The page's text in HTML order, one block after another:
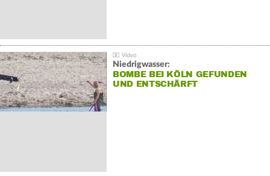
Niedrigwasser:
BOMBE BEI KÖLN GEFUNDEN
UND ENTSCHÄRFT